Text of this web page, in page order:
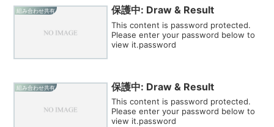
組み合わせ共有 保護中: Draw & Result
This content is password protected.
Please enter your password below to
view it.password
組み合わせ共有 保護中: Draw & Result
This content is password protected.
Please enter your password below to
view it.password